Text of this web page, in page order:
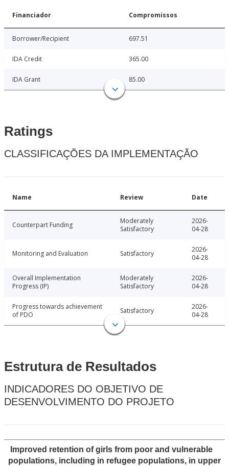
Financiador Compromissos
Borrower/Recipient 697.51
IDA Credit 365.00
IDA Grant 85.00
Ratings
CLASSIFICAÇÕES DA IMPLEMENTAÇÃO
Name Review Date
Counterpart Funding
Moderately
Satisfactory
2026-
04-28
Monitoring and Evaluation Satisfactory
2026-
04-28
Overall Implementation
Progress (IP)
Moderately
Satisfactory
2026-
04-28
Progress towards achievement
of PDO
Satisfactory
2026-
04-28
Estrutura de Resultados
INDICADORES DO OBJETIVO DE
DESENVOLVIMENTO DO PROJETO
Improved retention of girls from poor and vulnerable
populations, including in refugee populations, in upper